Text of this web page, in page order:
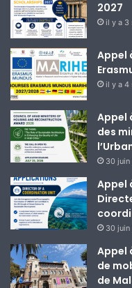
2027
il y a 3
Appel
il y a 4
Appel
des
30
Appel
30
Appel
de
de